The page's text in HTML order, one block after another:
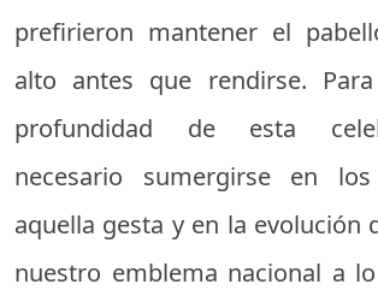
prefirieron mantener el
alto antes que rendirse.
profundidad de esta
necesario sumergirse en
aquella gesta y en la evolución
nuestro emblema nacional a